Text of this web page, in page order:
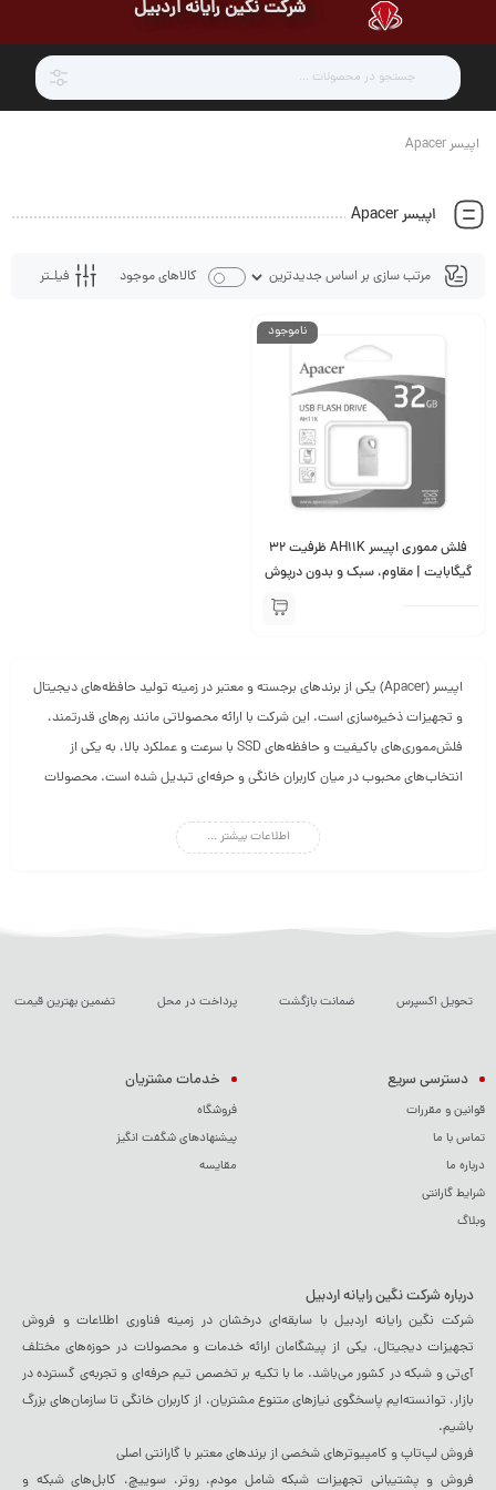
شرکت نگین رایانه اردبیل
اپیسر Apacer
اپیسر Apacer
فیلـتر کالاهای موجود
ناموجود
فلش مموری اپیسر AH11K ظرفیت 32
گیگابایت | مقاوم، سبک و بدون درپوش
اپیسر (Apacer) یکی از برندهای برجسته و معتبر در زمینه تولید حافظه‌های دیجیتال
و تجهیزات ذخیره‌سازی است. این شرکت با ارائه محصولاتی مانند رم‌های قدرتمند،
فلش‌مموری‌های باکیفیت و حافظه‌های SSD با سرعت و عملکرد بالا، به یکی از
انتخاب‌های محبوب در میان کاربران خانگی و حرفه‌ای تبدیل شده است. محصولات
داده را به بهترین شکل ممکن برآورده می‌کنند. اگر به دنبال حافظه‌های دیجیتال
اطلاعات بیشتر ...
تحویل اکسپرس ضمانت بازگشت پرداخت در محل تضمین بهترین قیمت
دسترسی سریع
قوانین و مقررات
تماس با ما
درباره ما
شرایط گارانتی
وبلاگ
خدمات مشتریان
فروشگاه
پیشنهادهای شگفت انگیز
مقایسه
درباره شرکت نگین رایانه اردبیل
شرکت نگین رایانه اردبیل با سابقه‌ای درخشان در زمینه فناوری اطلاعات و فروش
تجهیزات دیجیتال، یکی از پیشگامان ارائه خدمات و محصولات در حوزه‌های مختلف
آی‌تی و شبکه در کشور می‌باشد. ما با تکیه بر تخصص تیم حرفه‌ای و تجربه‌ی گسترده در
بازار، توانسته‌ایم پاسخگوی نیازهای متنوع مشتریان، از کاربران خانگی تا سازمان‌های بزرگ
باشیم.
فروش لپ‌تاپ و کامپیوترهای شخصی از برندهای معتبر با گارانتی اصلی
فروش و پشتیبانی تجهیزات شبکه شامل مودم، روتر، سوییچ، کابل‌های شبکه و